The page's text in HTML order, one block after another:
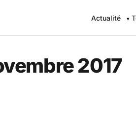
Actualité
2017